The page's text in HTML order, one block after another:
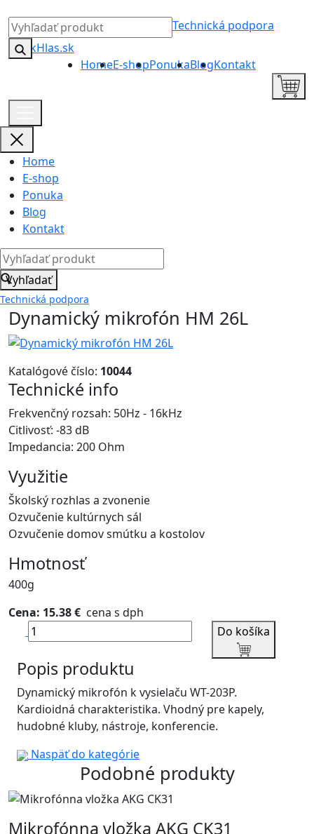
Technická podpora
HomeE-shopPonukaBlogKontakt
Home
E-shop
Ponuka
Blog
Kontakt
Vyhľadať
Technická podpora
Dynamický mikrofón HM 26L
Katalógové číslo: 10044
Technické info
Frekvenčný rozsah: 50Hz - 16kHz
Citlivosť: -83 dB
Impedancia: 200 Ohm
Využitie
Školský rozhlas a zvonenie
Ozvučenie kultúrnych sál
Ozvučenie domov smútku a kostolov
Hmotnosť
400g
Cena: 15.38 € cena s dph
Do košíka
Popis produktu
Dynamický mikrofón k vysielaču WT-203P.
Kardioidná charakteristika. Vhodný pre kapely,
hudobné kluby, nástroje, konferencie.
Naspäť do kategórie
Podobné produkty
Mikrofónna vložka AKG CK31